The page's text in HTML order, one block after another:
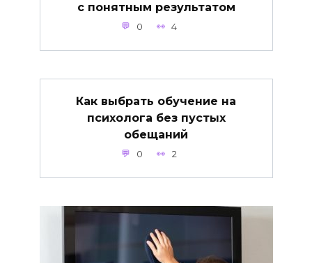
с понятным результатом
0 4
Как выбрать обучение на
психолога без пустых
обещаний
0 2